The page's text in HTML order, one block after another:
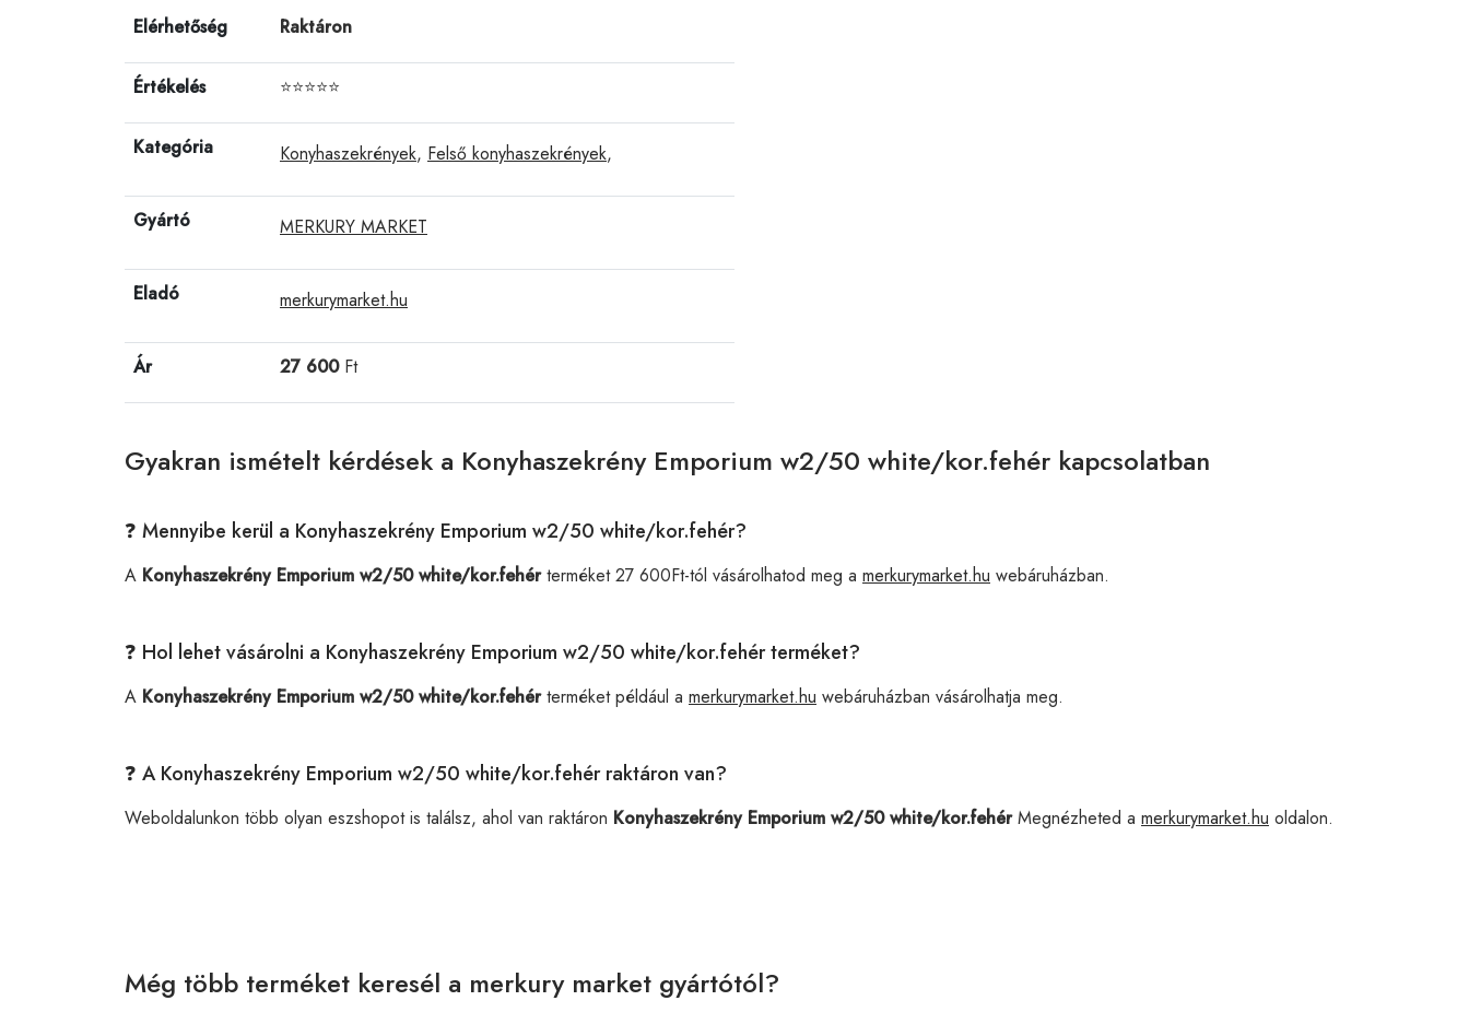
Elérhetőség Raktáron
Értékelés ⭐⭐⭐⭐⭐
Kategória Konyhaszekrények, Felső konyhaszekrények,
Gyártó MERKURY MARKET
Eladó merkurymarket.hu
Ár 27 600Ft
Gyakran ismételt kérdések a Konyhaszekrény Emporium w2/50 white/kor.fehér kapcsolatban
❓ Mennyibe kerül a Konyhaszekrény Emporium w2/50 white/kor.fehér?
A Konyhaszekrény Emporium w2/50 white/kor.fehérterméket 27 600Ft-tól vásárolhatod meg a merkurymarket.hu webáruházban.
❓ Hol lehet vásárolni a Konyhaszekrény Emporium w2/50 white/kor.fehér terméket?
A Konyhaszekrény Emporium w2/50 white/kor.fehérterméket például a merkurymarket.hu webáruházban vásárolhatja meg.
❓ A Konyhaszekrény Emporium w2/50 white/kor.fehér raktáron van?
Weboldalunkon több olyan eszshopot is találsz, ahol van raktáron Konyhaszekrény Emporium w2/50 white/kor.fehérMegnézheted a merkurymarket.hu oldalon.
Még több terméket keresél a merkury market gyártótól?